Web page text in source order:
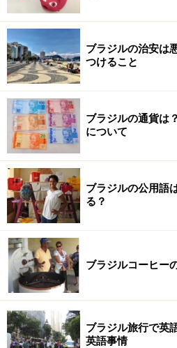
ブラジルの治安は
つけること
ブラジルの通貨は
について
ブラジルの公用語
る？
ブラジルコーヒー
ブラジル旅行で英
英語事情